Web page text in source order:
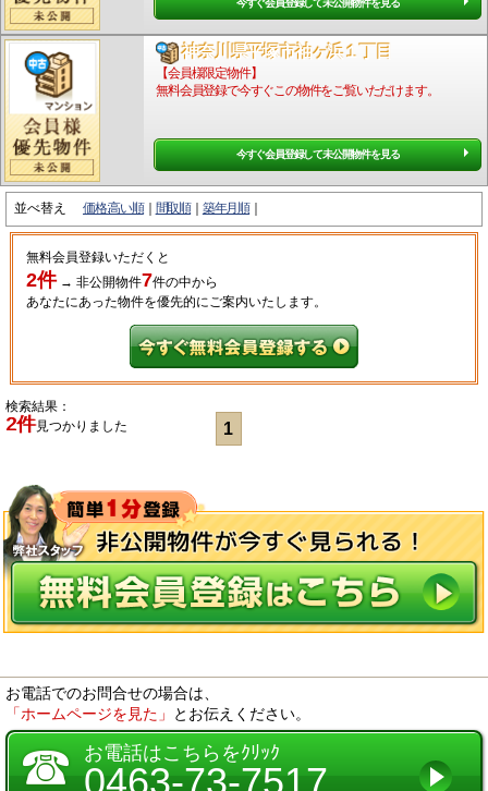
今すぐ会員登録して未公開物件を見る
神奈川県平塚市袖ヶ浜１丁目
【会員様限定物件】
無料会員登録で今すぐこの物件をご覧いただけます。
今すぐ会員登録して未公開物件を見る
並べ替え 価格:高い順 間取順 築年月順
無料会員登録いただくと
2件→ 非公開物件7件の中から
あなたにあった物件を優先的にご案内いたします。
検索結果：
2件見つかりました 1
お電話でのお問合せの場合は、
「ホームページを見た」
とお伝えください。
☎ お電話はこちらをｸﾘｯｸ
0463-73-7517